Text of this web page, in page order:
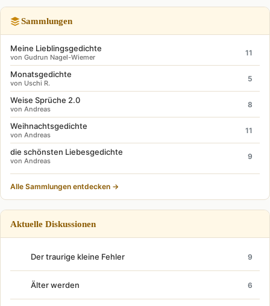
Sammlungen
Meine Lieblingsgedichte
von Gudrun Nagel-Wiemer
11
Monatsgedichte
von Uschi R.
5
Weise Sprüche 2.0
von Andreas
8
Weihnachtsgedichte
von Andreas
11
die schönsten Liebesgedichte
von Andreas
9
Alle Sammlungen entdecken →
Aktuelle Diskussionen
Der traurige kleine Fehler 9
Älter werden 6